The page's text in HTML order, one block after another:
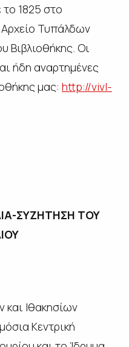
το 1825 στο
Αρχείο Τυπάλδων
Βιβλιοθήκης. Οι
ήδη αναρτημένες
μας: http://vivl-
ΣΥΖΗΤΗΣΗ ΤΟΥ
Ιθακησίων
Κεντρική